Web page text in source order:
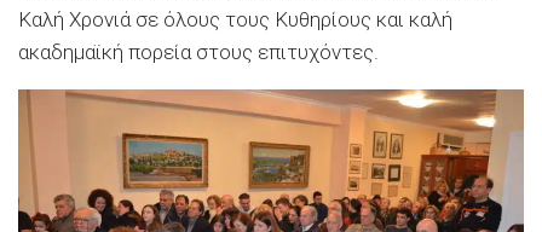
Καλή Χρονιά σε όλους τους Κυθηρίους και καλή
ακαδημαϊκή πορεία στους επιτυχόντες.